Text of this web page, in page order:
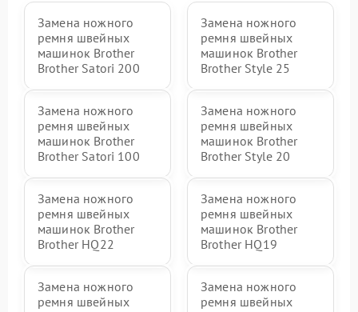
Замена ножного
ремня швейных
машинок Brother
Brother Satori 200
Замена ножного
ремня швейных
машинок Brother
Brother Style 25
Замена ножного
ремня швейных
машинок Brother
Brother Satori 100
Замена ножного
ремня швейных
машинок Brother
Brother Style 20
Замена ножного
ремня швейных
машинок Brother
Brother HQ22
Замена ножного
ремня швейных
машинок Brother
Brother HQ19
Замена ножного
ремня швейных
Замена ножного
ремня швейных